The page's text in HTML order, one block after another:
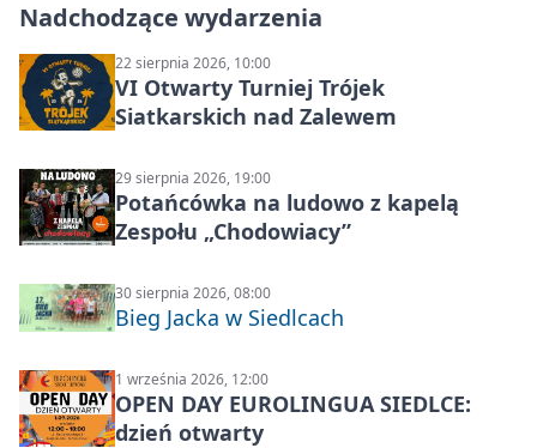
Nadchodzące wydarzenia
22 sierpnia 2026, 10:00
VI Otwarty Turniej Trójek
Siatkarskich nad Zalewem
29 sierpnia 2026, 19:00
Potańcówka na ludowo z kapelą
Zespołu „Chodowiacy”
30 sierpnia 2026, 08:00
Bieg Jacka w Siedlcach
1 września 2026, 12:00
OPEN DAY EUROLINGUA SIEDLCE:
dzień otwarty